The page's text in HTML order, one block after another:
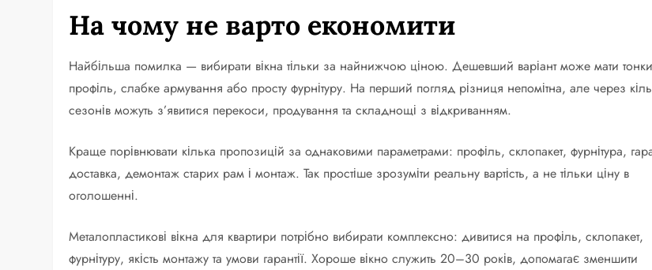
На чому не варто економити
Найбільша помилка — вибирати вікна тільки за найнижчою ціною. Дешевший варіант може мати
профіль, слабке армування або просту фурнітуру. На перший погляд різниця непомітна, але через
сезонів можуть з’явитися перекоси, продування та складнощі з відкриванням.
Краще порівнювати кілька пропозицій за однаковими параметрами: профіль, склопакет, фурнітура,
доставка, демонтаж старих рам і монтаж. Так простіше зрозуміти реальну вартість, а не тільки ціну в
оголошенні.
Металопластикові вікна для квартири потрібно вибирати комплексно: дивитися на профіль, склопакет,
фурнітуру, якість монтажу та умови гарантії. Хороше вікно служить 20–30 років, допомагає зменшити